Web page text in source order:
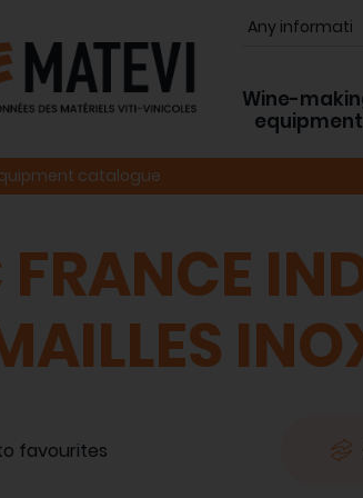
Wine-
equipment
catalogue
favourites